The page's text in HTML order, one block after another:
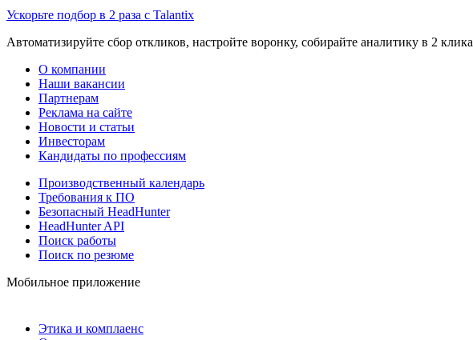
Ускорьте подбор в 2 раза с Talantix
Автоматизируйте сбор откликов, настройте воронку, собирайте аналитику в 2 клика
О компании
Наши вакансии
Партнерам
Реклама на сайте
Новости и статьи
Инвесторам
Кандидаты по профессиям
Производственный календарь
Требования к ПО
Безопасный HeadHunter
HeadHunter API
Поиск работы
Поиск по резюме
Мобильное приложение
Этика и комплаенс